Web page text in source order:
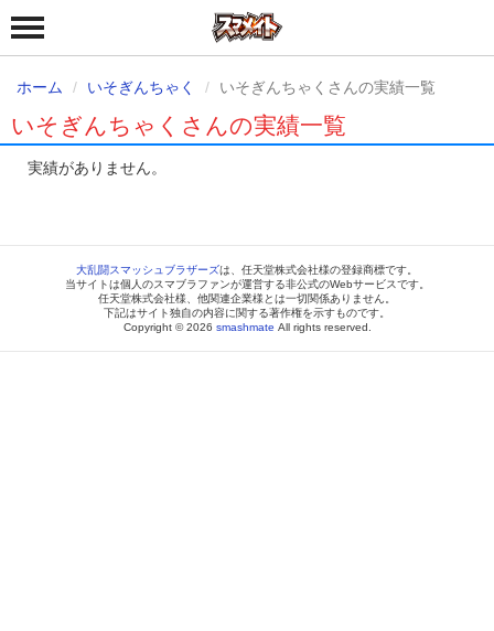
ホーム いそぎんちゃく いそぎんちゃくさんの実績一覧
いそぎんちゃくさんの実績一覧
実績がありません。
大乱闘スマッシュブラザーズは、任天堂株式会社様の登録商標です。
当サイトは個人のスマブラファンが運営する非公式のWebサービスです。
任天堂株式会社様、他関連企業様とは一切関係ありません。
下記はサイト独自の内容に関する著作権を示すものです。
Copyright © 2026 smashmate All rights reserved.